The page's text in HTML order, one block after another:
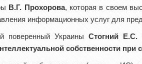
В.Г. Прохорова, которая в своем
информационных услуг для
поверенный Украины Стогний Е.С.
собственности при